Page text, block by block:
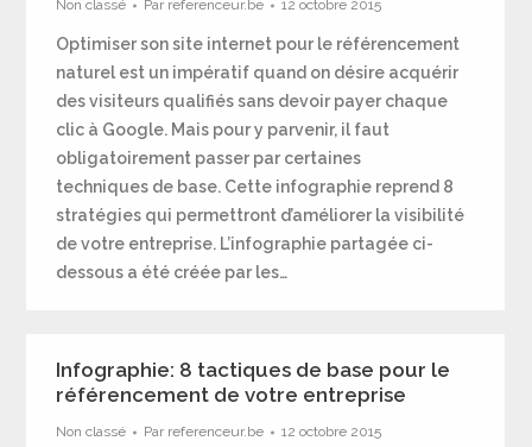
Non classé Par referenceur.be 12 octobre 2015
Optimiser son site internet pour le référencement
naturel est un impératif quand on désire acquérir
des visiteurs qualifiés sans devoir payer chaque
clic à Google. Mais pour y parvenir, il faut
obligatoirement passer par certaines
techniques de base. Cette infographie reprend 8
stratégies qui permettront d’améliorer la visibilité
de votre entreprise. L’infographie partagée ci-
dessous a été créée par les…
Infographie: 8 tactiques de base pour le
référencement de votre entreprise
Non classé Par referenceur.be 12 octobre 2015